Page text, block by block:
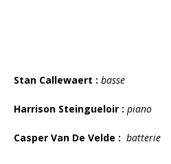
Stan Callewaert : basse
Harrison Steingueloir : piano
Casper Van De Velde : batterie